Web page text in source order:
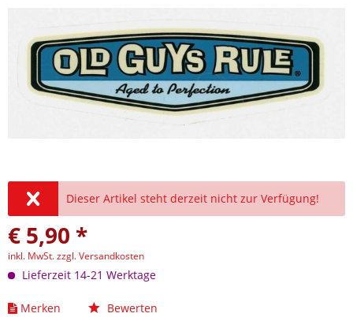
Dieser Artikel steht derzeit nicht zur Verfügung!
€ 5,90 *
inkl. MwSt.zzgl. Versandkosten
Lieferzeit 14-21 Werktage
Merken Bewerten